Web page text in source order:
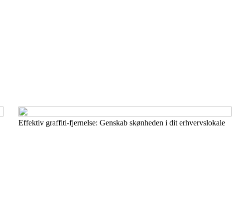
Effektiv graffiti-fjernelse: Genskab skønheden i dit erhvervslokale